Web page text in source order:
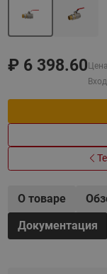
₽ 6 398.60
О товаре
Документация